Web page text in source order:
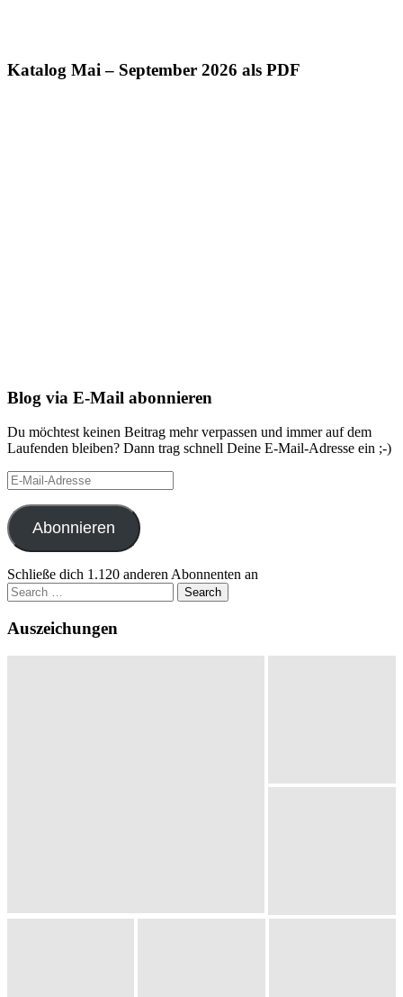
Katalog Mai – September 2026 als PDF
Blog via E-Mail abonnieren
Du möchtest keinen Beitrag mehr verpassen und immer auf dem
Laufenden bleiben? Dann trag schnell Deine E-Mail-Adresse ein ;-)
E-
Mail-
Adresse
Abonnieren
Schließe dich 1.120 anderen Abonnenten an
Search
for:
Auszeichungen